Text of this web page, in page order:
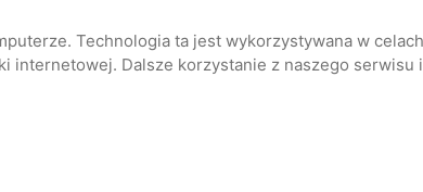
Technologia ta jest wykorzystywana w
Dalsze korzystanie z naszego